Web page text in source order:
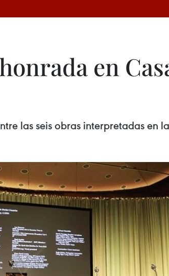
en
las seis obras interpretadas